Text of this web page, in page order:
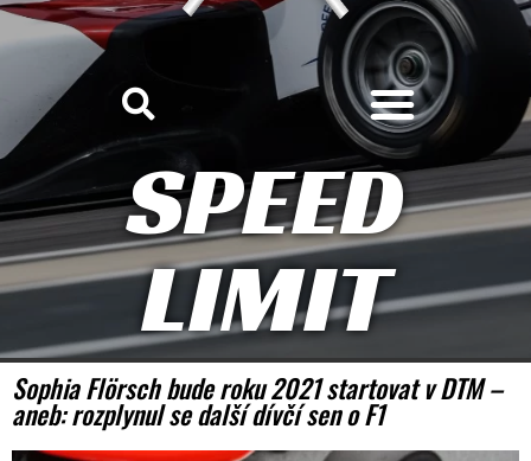
SPEED
LIMIT
Sophia Flörsch bude roku 2021 startovat v DTM –
aneb: rozplynul se další dívčí sen o F1